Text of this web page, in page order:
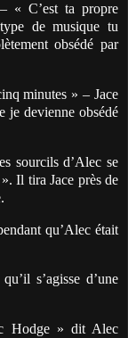
« C’est ta propre
de musique tu
obsédé par
minutes » – Jace
je devienne obsédé
sourcils d’Alec se
Il tira Jace près de
qu’Alec était
s’agisse d’une
Hodge » dit Alec